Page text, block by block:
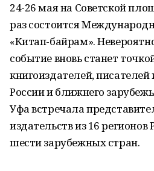
24-26 мая на Советской
раз состоится
«Китап-байрам».
событие вновь станет
книгоиздателей, писателей
России и ближнего
Уфа встречала
издательств из 16 регионов
шести зарубежных стран.